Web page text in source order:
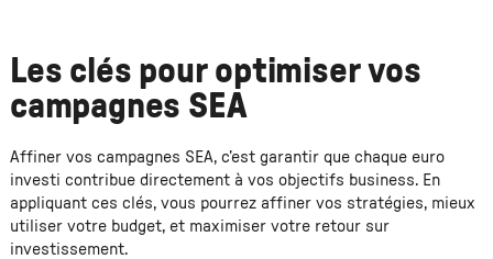
Les clés pour optimiser vos
campagnes SEA
Affiner vos campagnes SEA, c’est garantir que chaque euro
investi contribue directement à vos objectifs business. En
appliquant ces clés, vous pourrez affiner vos stratégies, mieux
utiliser votre budget, et maximiser votre retour sur
investissement.